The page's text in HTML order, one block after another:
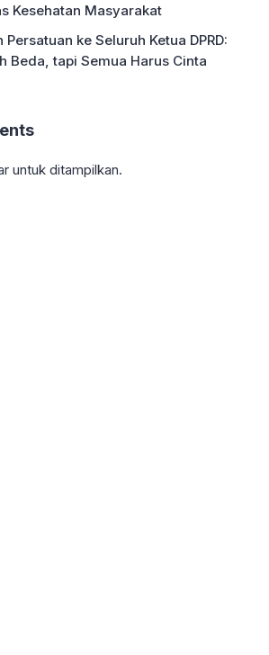
Kesehatan Masyarakat
ke Seluruh Ketua DPRD:
Beda, tapi Semua Harus Cinta
untuk ditampilkan.